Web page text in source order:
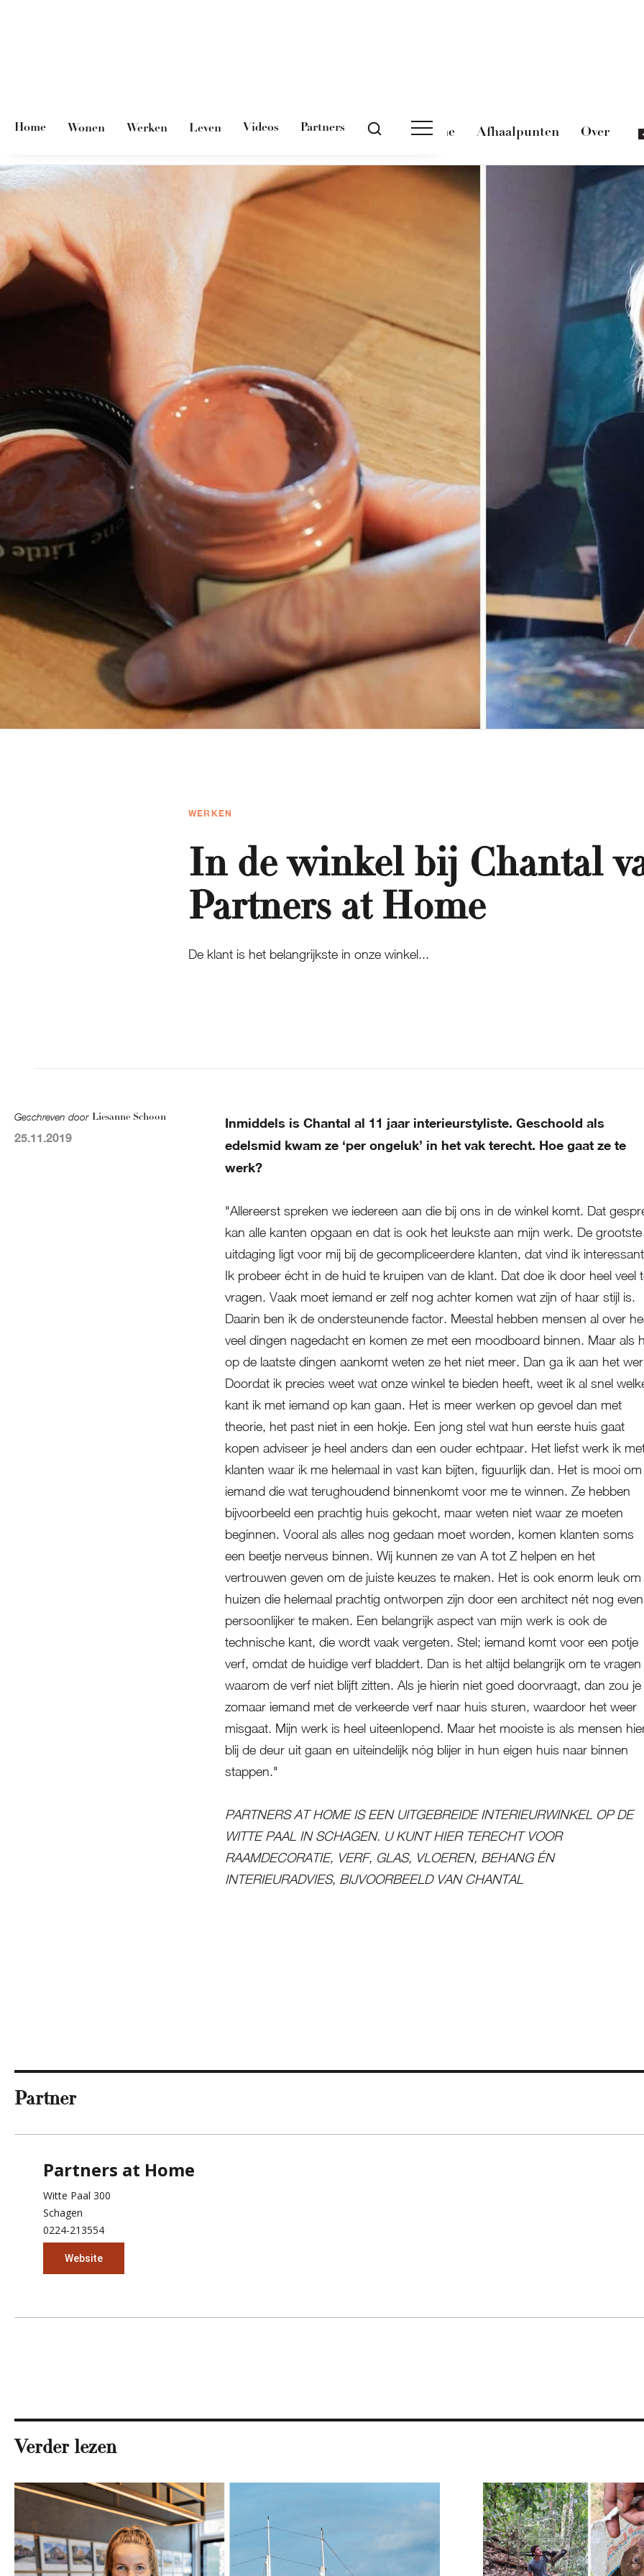
Magazine Afhaalpunten Over
Home Wonen Werken Leven Videos Partners
WERKEN
In de winkel bij Chantal
Partners at Home
De klant is het belangrijkste in onze winkel...
Geschreven door Liesanne Schoon
25.11.2019
Inmiddels is Chantal al 11 jaar interieurstyliste. Geschoold als
edelsmid kwam ze ‘per ongeluk’ in het vak terecht. Hoe gaat ze te
werk?
"Allereerst spreken we iedereen aan die bij ons in de winkel komt. Dat
kan alle kanten opgaan en dat is ook het leukste aan mijn werk. De grootste
uitdaging ligt voor mij bij de gecompliceerdere klanten, dat vind ik
Ik probeer écht in de huid te kruipen van de klant. Dat doe ik door heel veel
vragen. Vaak moet iemand er zelf nog achter komen wat zijn of haar stijl is.
Daarin ben ik de ondersteunende factor. Meestal hebben mensen al over
veel dingen nagedacht en komen ze met een moodboard binnen. Maar als
op de laatste dingen aankomt weten ze het niet meer. Dan ga ik aan het
Doordat ik precies weet wat onze winkel te bieden heeft, weet ik al snel
kant ik met iemand op kan gaan. Het is meer werken op gevoel dan met
theorie, het past niet in een hokje. Een jong stel wat hun eerste huis gaat
kopen adviseer je heel anders dan een ouder echtpaar. Het liefst werk ik
klanten waar ik me helemaal in vast kan bijten, figuurlijk dan. Het is mooi om
iemand die wat terughoudend binnenkomt voor me te winnen. Ze hebben
bijvoorbeeld een prachtig huis gekocht, maar weten niet waar ze moeten
beginnen. Vooral als alles nog gedaan moet worden, komen klanten soms
een beetje nerveus binnen. Wij kunnen ze van A tot Z helpen en het
vertrouwen geven om de juiste keuzes te maken. Het is ook enorm leuk om
huizen die helemaal prachtig ontworpen zijn door een architect nét nog even
persoonlijker te maken. Een belangrijk aspect van mijn werk is ook de
technische kant, die wordt vaak vergeten. Stel; iemand komt voor een potje
verf, omdat de huidige verf bladdert. Dan is het altijd belangrijk om te vragen
waarom de verf niet blijft zitten. Als je hierin niet goed doorvraagt, dan zou je
zomaar iemand met de verkeerde verf naar huis sturen, waardoor het weer
misgaat. Mijn werk is heel uiteenlopend. Maar het mooiste is als mensen
blij de deur uit gaan en uiteindelijk nóg blijer in hun eigen huis naar binnen
stappen."
PARTNERS AT HOME IS EEN UITGEBREIDE INTERIEURWINKEL OP DE
WITTE PAAL IN SCHAGEN. U KUNT HIER TERECHT VOOR
RAAMDECORATIE, VERF, GLAS, VLOEREN, BEHANG ÉN
INTERIEURADVIES, BIJVOORBEELD VAN CHANTAL
Partner
Partners at Home
Witte Paal 300
Schagen
0224-213554
Website
Verder lezen